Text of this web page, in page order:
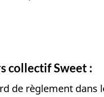
collectif Sweet :
de règlement dans